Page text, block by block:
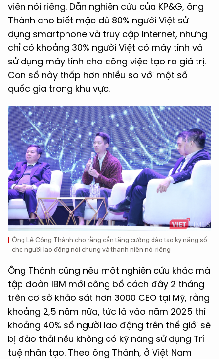
viên nói riêng. Dẫn nghiên cứu của KP&G, ông
Thành cho biết mặc dù 80% người Việt sử
dụng smartphone và truy cập Internet, nhưng
chỉ có khoảng 30% người Việt có máy tính và
sử dụng máy tính cho công việc tạo ra giá trị.
Con số này thấp hơn nhiều so với một số
quốc gia trong khu vực.
Ông Lê Công Thành cho rằng cần tăng cường đào tạo kỹ năng số
cho người lao động nói chung và thanh niên nói riêng
Ông Thành cũng nêu một nghiên cứu khác mà
tập đoàn IBM mới công bố cách đây 2 tháng
trên cơ sở khảo sát hơn 3000 CEO tại Mỹ, rằng
khoảng 2,5 năm nữa, tức là vào năm 2025 thì
khoảng 40% số người lao động trên thế giới sẽ
bị đào thải nếu không có kỹ năng sử dụng Trí
tuệ nhân tạo. Theo ông Thành, ở Việt Nam